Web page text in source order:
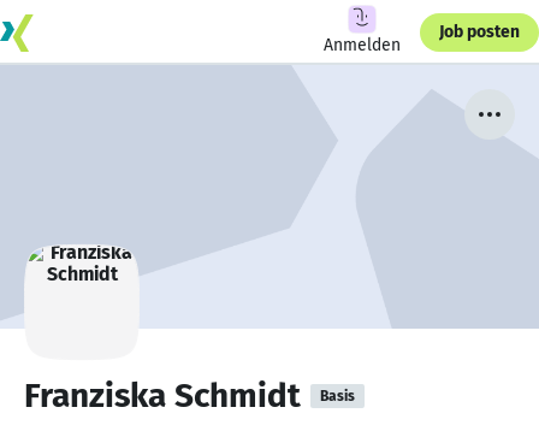
Anmelden
Job posten
Franziska Schmidt Basis